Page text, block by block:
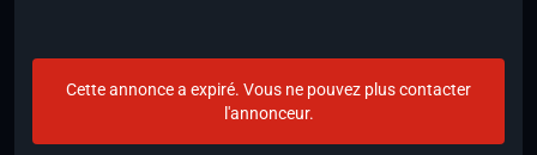
Cette annonce a expiré. Vous ne pouvez plus contacter
l'annonceur.